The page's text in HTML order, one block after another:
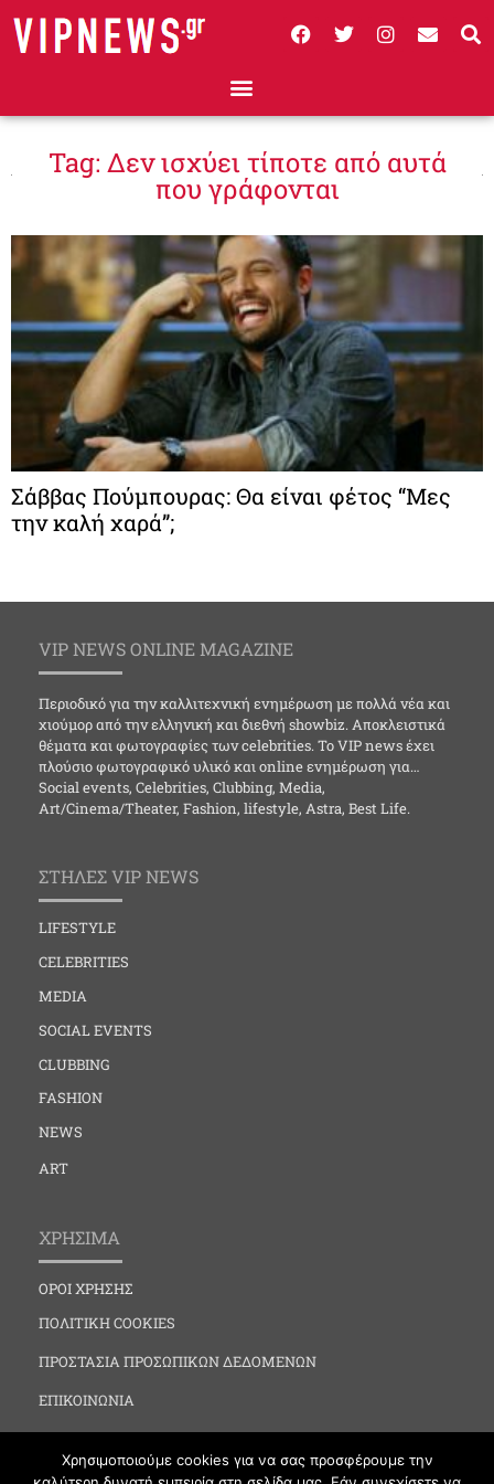
Tag: Δεν ισχύει τίποτε από αυτά
που γράφονται
Σάββας Πούμπουρας: Θα είναι φέτος “Μες
την καλή χαρά”;
VIP NEWS ONLINE MAGAZINE
Περιοδικό για την καλλιτεχνική ενημέρωση με πολλά νέα και
χιούμορ από την ελληνική και διεθνή showbiz. Αποκλειστικά
θέματα και φωτογραφίες των celebrities. Το VIP news έχει
πλούσιο φωτογραφικό υλικό και online ενημέρωση για…
Social events, Celebrities, Clubbing, Media,
Art/Cinema/Theater, Fashion, lifestyle, Astra, Best Life.
ΣΤΗΛΕΣ VIP NEWS
LIFESTYLE
CELEBRITIES
MEDIA
SOCIAL EVENTS
CLUBBING
FASHION
NEWS
ART
ΧΡΗΣΙΜΑ
ΟΡΟΙ ΧΡΗΣΗΣ
ΠΟΛΙΤΙΚΗ COOKIES
ΠΡΟΣΤΑΣΙΑ ΠΡΟΣΩΠΙΚΩΝ ΔΕΔΟΜΕΝΩΝ
ΕΠΙΚΟΙΝΩΝΙΑ
Χρησιμοποιούμε cookies για να σας προσφέρουμε την